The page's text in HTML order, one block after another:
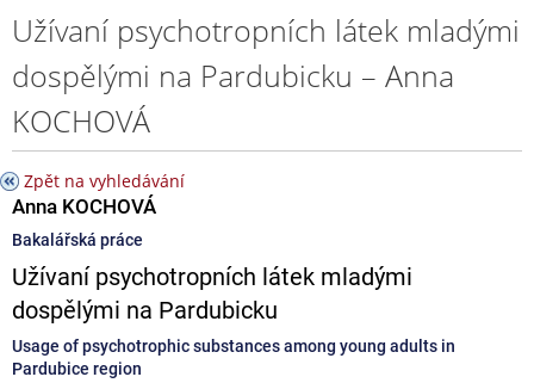
Užívaní psychotropních látek mladými
dospělými na Pardubicku – Anna
KOCHOVÁ
Zpět na vyhledávání
Anna KOCHOVÁ
Bakalářská práce
Užívaní psychotropních látek mladými
dospělými na Pardubicku
Usage of psychotrophic substances among young adults in
Pardubice region